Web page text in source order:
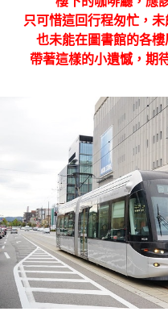
只可惜這回行程匆忙，
也未能在圖書館的各樓
帶著這樣的小遺憾，期